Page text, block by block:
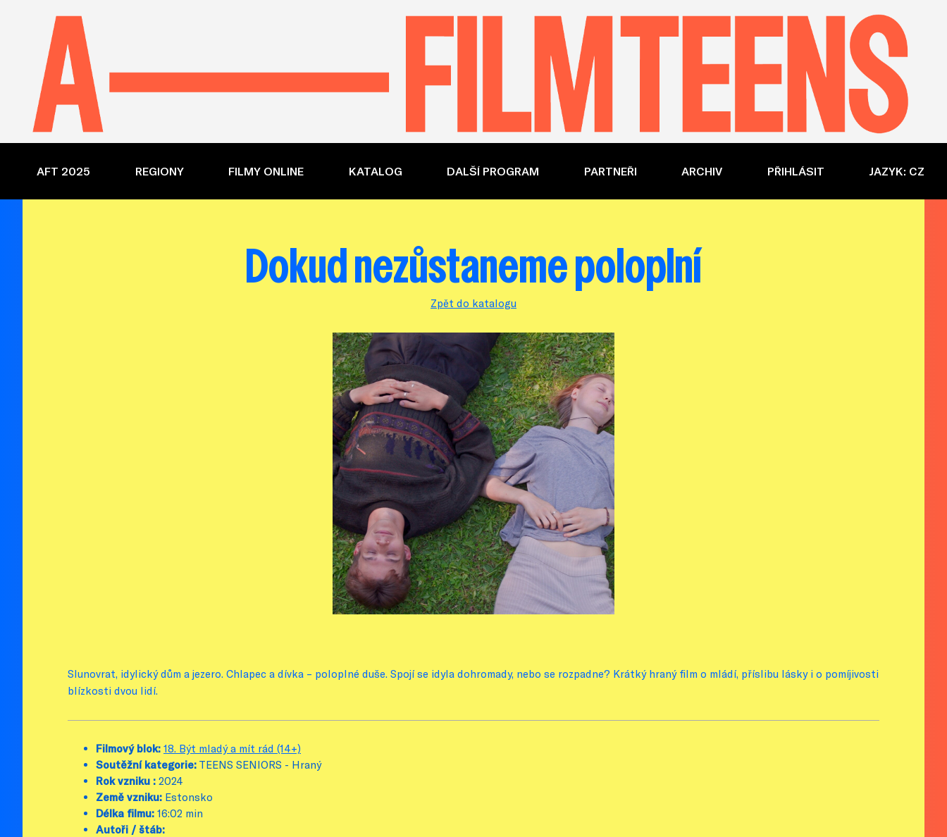
AFT 2025 REGIONY FILMY ONLINE KATALOG DALŠÍ PROGRAM PARTNEŘI ARCHIV PŘIHLÁSIT JAZYK: CZ
Dokud nezůstaneme poloplní
Zpět do katalogu
Slunovrat, idylický dům a jezero. Chlapec a dívka – poloplné duše. Spojí se idyla dohromady, nebo se rozpadne? Krátký hraný film o mládí, příslibu lásky i o pomíjivosti
blízkosti dvou lidí.
Filmový blok: 18. Být mladý a mít rád (14+)
Soutěžní kategorie: TEENS SENIORS - Hraný
Rok vzniku : 2024
Země vzniku: Estonsko
Délka filmu: 16:02 min
Autoři / štáb: